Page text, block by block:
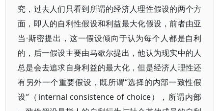
究，过去人们只看到所谓的经济人理性假设的两个方
面，即人的自利性假设和利益最大化假设，前者由亚
当·斯密提出，这一假设倾向于认为每个人都是自利
的，后一假设主要由马歇尔提出，他认为现实中的人
总是会去追求自身利益的最大化，但是经济人理性还
有另外一个重要假设，既所谓“选择的内部一致性假
设”（internal consistence of choice），所谓内部